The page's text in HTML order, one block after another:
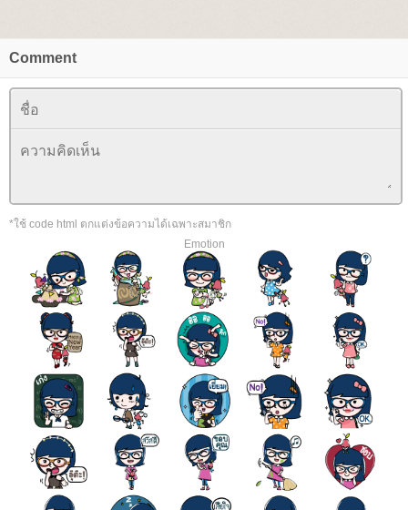
Comment
*ใช้ code html ตกแต่งข้อความได้เฉพาะสมาชิก
Emotion